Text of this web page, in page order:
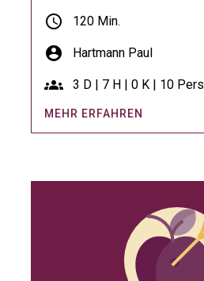
schedule 120 Min.
account_circle Hartmann Paul
groups 3 D | 7 H | 0 K | 10 Pers
MEHR ERFAHREN